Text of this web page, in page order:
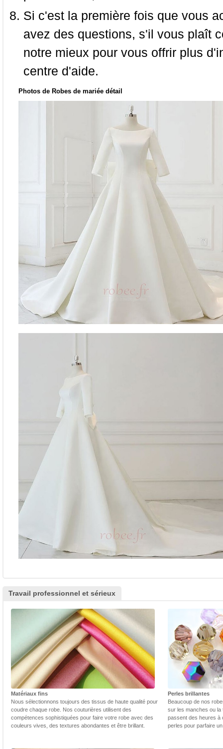
Si c'est la première fois que vous
avez des questions, s'il vous plaît
notre mieux pour vous offrir plus
centre d'aide.
Photos de Robes de mariée détail
Travail professionnel et sérieux
Matériaux fins
Nous sélectionnons toujours des tissus de haute qualité pour
coudre chaque robe. Nos couturières utilisent des
compétences sophistiquées pour faire votre robe avec des
couleurs vives, des textures abondantes et être brillant.
Perles brillantes
Beaucoup de nos
sur les manches ou la
passent des heures à
perles pour parfaire